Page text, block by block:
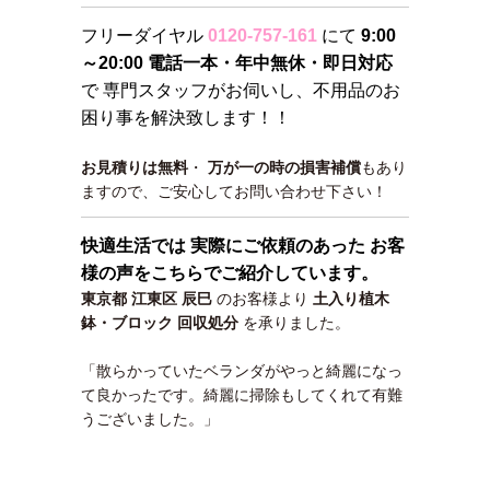
フリーダイヤル 0120-757-161 にて 9:00
～20:00 電話一本・年中無休・即日対応
で 専門スタッフがお伺いし、不用品のお
困り事を解決致します！！
お見積りは無料・ 万が一の時の損害補償もあり
ますので、ご安心してお問い合わせ下さい！
快適生活では 実際にご依頼のあった お客
様の声をこちらでご紹介しています。
東京都 江東区 辰巳 のお客様より 土入り植木
鉢・ブロック 回収処分 を承りました。
「散らかっていたベランダがやっと綺麗になっ
て良かったです。綺麗に掃除もしてくれて有難
うございました。」